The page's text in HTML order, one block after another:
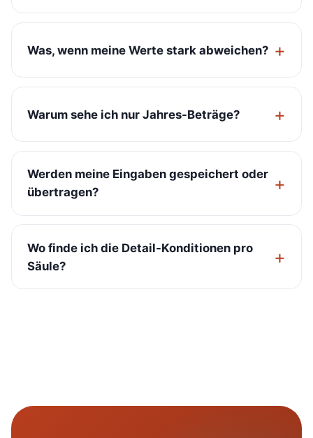
Was, wenn meine Werte stark abweichen?
Warum sehe ich nur Jahres-Beträge?
Werden meine Eingaben gespeichert oder
übertragen?
Wo finde ich die Detail-Konditionen pro
Säule?